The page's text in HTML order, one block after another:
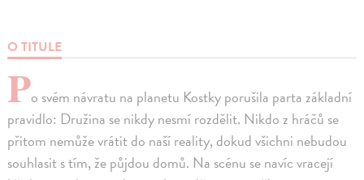
O TITULE
Po svém návratu na planetu Kostky porušila parta základní
pravidlo: Družina se nikdy nesmí rozdělit. Nikdo z hráčů se
přitom nemůže vrátit do naší reality, dokud všichni nebudou
souhlasit s tím, že půjdou domů. Na scénu se navíc vracejí